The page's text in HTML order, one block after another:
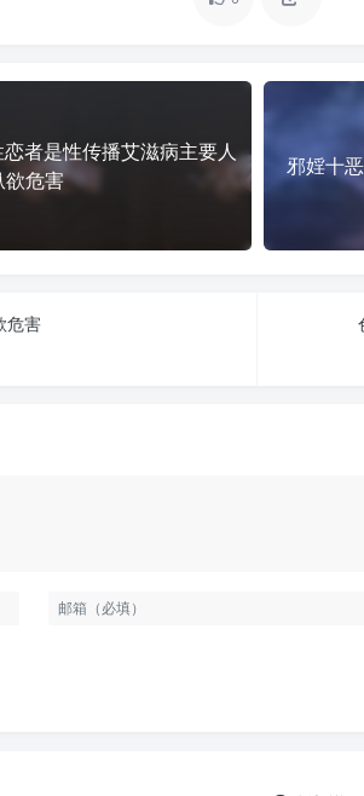
者是性传播艾滋病主要人
危害
邪婬十
危害